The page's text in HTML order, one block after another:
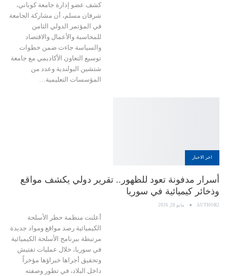
كشف عضو إدارة جامعة كوباني،
شرفان مسلم، أن مشاركة الجامعة
في المؤتمر الدولي الثامن
للمحاسبة والأعمال والاقتصاد
والسياسة جاءت ضمن خطوات
توسيع التعاون الأكاديمي مع جامعة
شتشين البولندية وعدد من
المؤسسات التعليمية…
اخر الاخبار
أسرار مدفونة تعود للظهور.. تقرير دولي يكشف مواقع
وذخائر كيميائية في سوريا
AUTHOR2 مايو 28, 2026
أعلنت منظمة حظر الأسلحة
الكيميائية رصد مواقع ومواد جديدة
مرتبطة ببرنامج الأسلحة الكيميائية
في سوريا، خلال عمليات تفتيش
وتحقيق أجراها خبراؤها مؤخراً
داخل البلاد، في تطور وصفته